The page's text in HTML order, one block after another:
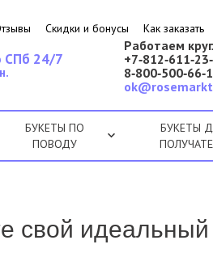
Скидки и бонусы Как заказать
Работаем
СПб 24/7
БУКЕТЫ ПО
ПОВОДУ
БУКЕТЫ
свой идеальный